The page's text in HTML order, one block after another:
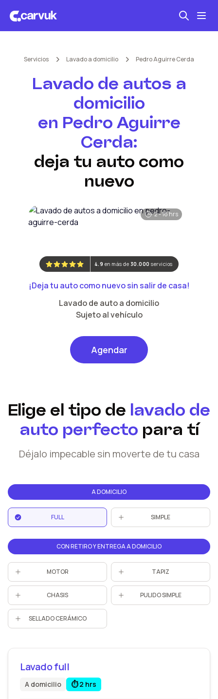
Seguro automotriz
Mantención kilometraje
Revisión técnica
Servicios Lavado a domicilio Pedro Aguirre Cerda
Lavado de autos a
domicilio
en Pedro Aguirre
Cerda:
deja tu auto como
nuevo
2 - 16 hrs
4.9 en más de 30.000 servicios
¡Deja tu auto como nuevo sin salir de casa!
Lavado de auto a domicilio
Sujeto al vehículo
Agendar
Elige el tipo de lavado de
auto perfecto para tí
Déjalo impecable sin moverte de tu casa
A DOMICILIO
FULL SIMPLE
CON RETIRO Y ENTREGA A DOMICILIO
MOTOR TAPIZ
CHASIS PULIDO SIMPLE
SELLADO CERÁMICO
Lavadofull
A domicilio ⏱️ 2 hrs